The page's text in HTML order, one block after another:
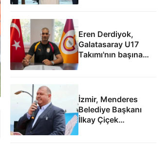
Eren Derdiyok,
Galatasaray U17
Takımı'nın başına
geçti
İzmir, Menderes
Belediye Başkanı
İlkay Çiçek